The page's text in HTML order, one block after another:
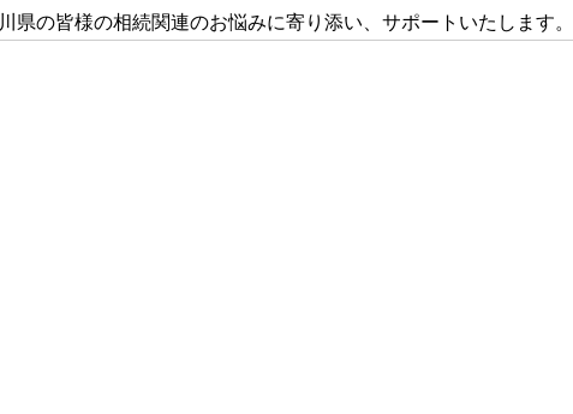
川県の皆様の相続関連のお悩みに寄り添い、サポートいたします。